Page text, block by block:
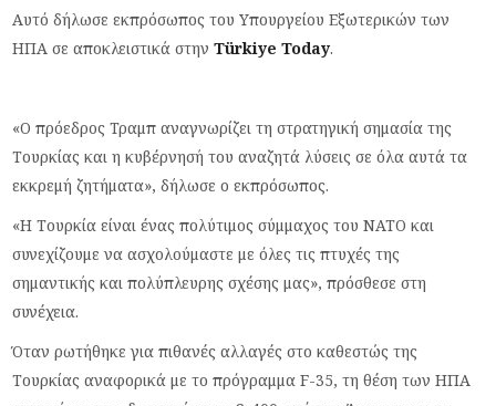
Αυτό δήλωσε εκπρόσωπος του Υπουργείου Εξωτερικών των
ΗΠΑ σε αποκλειστικά στηνTürkiye Today.
«Ο πρόεδρος Τραμπ αναγνωρίζει τη στρατηγική σημασία της
Τουρκίας και η κυβέρνησή του αναζητά λύσεις σε όλα αυτά τα
εκκρεμή ζητήματα», δήλωσε ο εκπρόσωπος.
«Η Τουρκία είναι ένας πολύτιμος σύμμαχος του ΝΑΤΟ και
συνεχίζουμε να ασχολούμαστε με όλες τις πτυχές της
σημαντικής και πολύπλευρης σχέσης μας», πρόσθεσε στη
συνέχεια.
Όταν ρωτήθηκε για πιθανές αλλαγές στο καθεστώς της
Τουρκίας αναφορικά με το πρόγραμμα F-35, τη θέση των ΗΠΑ